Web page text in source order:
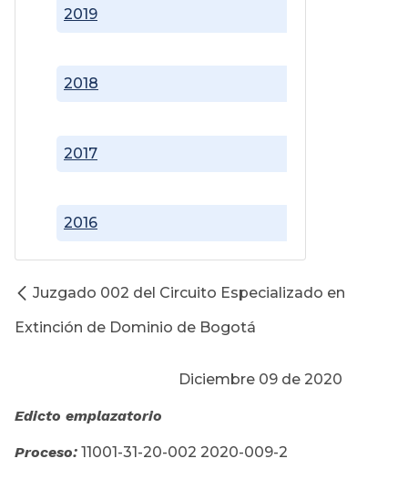
2016
2017
2018
2019
Juzgado 002 del Circuito Especializado en
Extinción de Dominio de Bogotá
Diciembre 09 de 2020
Edicto emplazatorio
Proceso: 11001-31-20-002 2020-009-2